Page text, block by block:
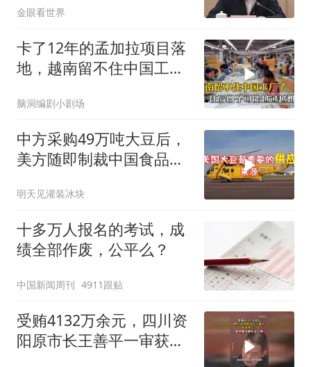
金眼看世界
卡了12年的孟加拉项目落
地，越南留不住中国工
脑洞编剧小剧场
中方采购49万吨大豆后，
美方随即制裁中国食品企
明天见灌装冰块
十多万人报名的考试，成
绩全部作废，公平么？
中国新闻周刊 4911跟贴
受贿4132万余元，四川资
阳原市长王善平一审获刑